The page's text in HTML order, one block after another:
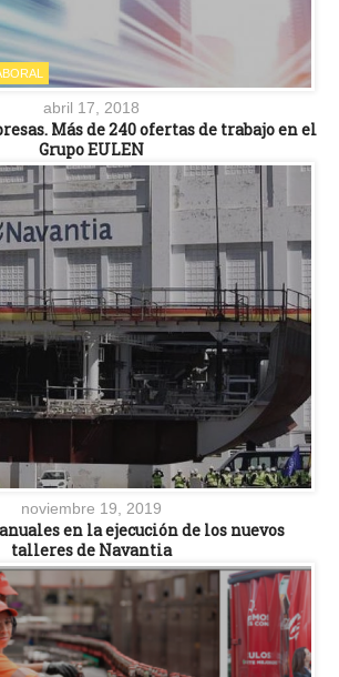
abril 17, 2018
Más de 240 ofertas de trabajo en el
Grupo EULEN
noviembre 19, 2019
en la ejecución de los nuevos
talleres de Navantia